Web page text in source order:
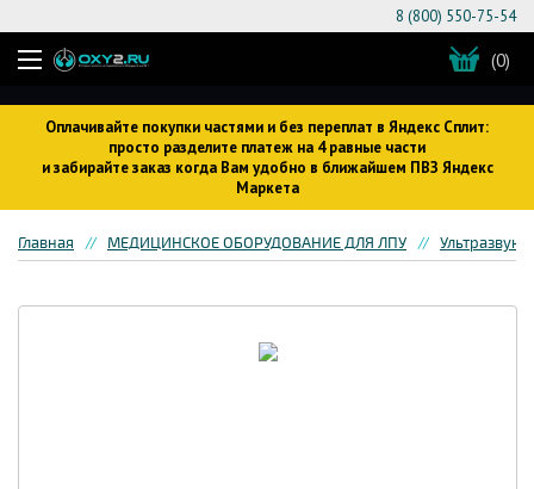
Оплачивайте покупки частями и без переплат в Яндекс Сплит:
просто разделите платеж на 4 равные части
и забирайте заказ когда Вам удобно в ближайшем ПВЗ Яндекс
Маркета
8 (800) 550-75-54
(0)
Главная МЕДИЦИНСКОЕ ОБОРУДОВАНИЕ ДЛЯ ЛПУ